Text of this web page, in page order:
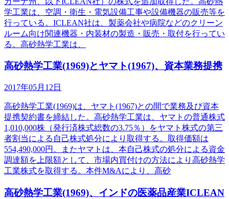
学工業は、空調・衛生・電気設備工事や設備機器の販売等を
行っている。ICLEAN社は、製薬会社や病院などのクリーン
ルーム向け関連機器・内装材の製造・販売・取付を行ってい
る。高砂熱学工業は、
高砂熱学工業(1969)とヤマト(1967)、資本業務提携
2017年05月12日
高砂熱学工業(1969)は、ヤマト(1967)との間で業務及び資本
提携契約書を締結した。高砂熱学工業は、ヤマトの普通株式
1,010,000株（発行済株式総数の3.75％）をヤマト株式の第三
者割当による自己株式処分により取得する。取得価額は
554,490,000円。またヤマトは、本自己株式の処分による資金
調達額を上限額として、市場内買付けの方法により高砂熱学
工業株式を取得する。本件M&Aにより、高砂
高砂熱学工業(1969)、インドの医薬品産業ICLEAN